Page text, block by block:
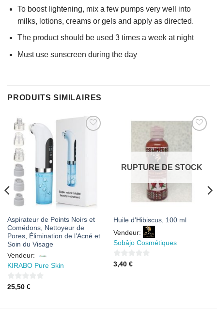
To boost lightening, mix a few pumps very well into
milks, lotions, creams or gels and apply as directed.
The product should be used 3 times a week at night
Must use sunscreen during the day
PRODUITS SIMILAIRES
AJOUTER
À MES
FAVORIS
Aspirateur de Points Noirs et
Comédons, Nettoyeur de
Pores, Élimination de l’Acné et
Soin du Visage
Vendeur:
KIRABO Pure Skin
0
25,50 €
RUPTURE DE STOCK
Huile d’Hibiscus, 100 ml
Vendeur:
Sobâjo Cosmétiques
0
3,40 €